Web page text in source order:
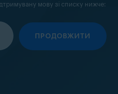
мову зі списку нижче:
ПРОДОВЖИТИ